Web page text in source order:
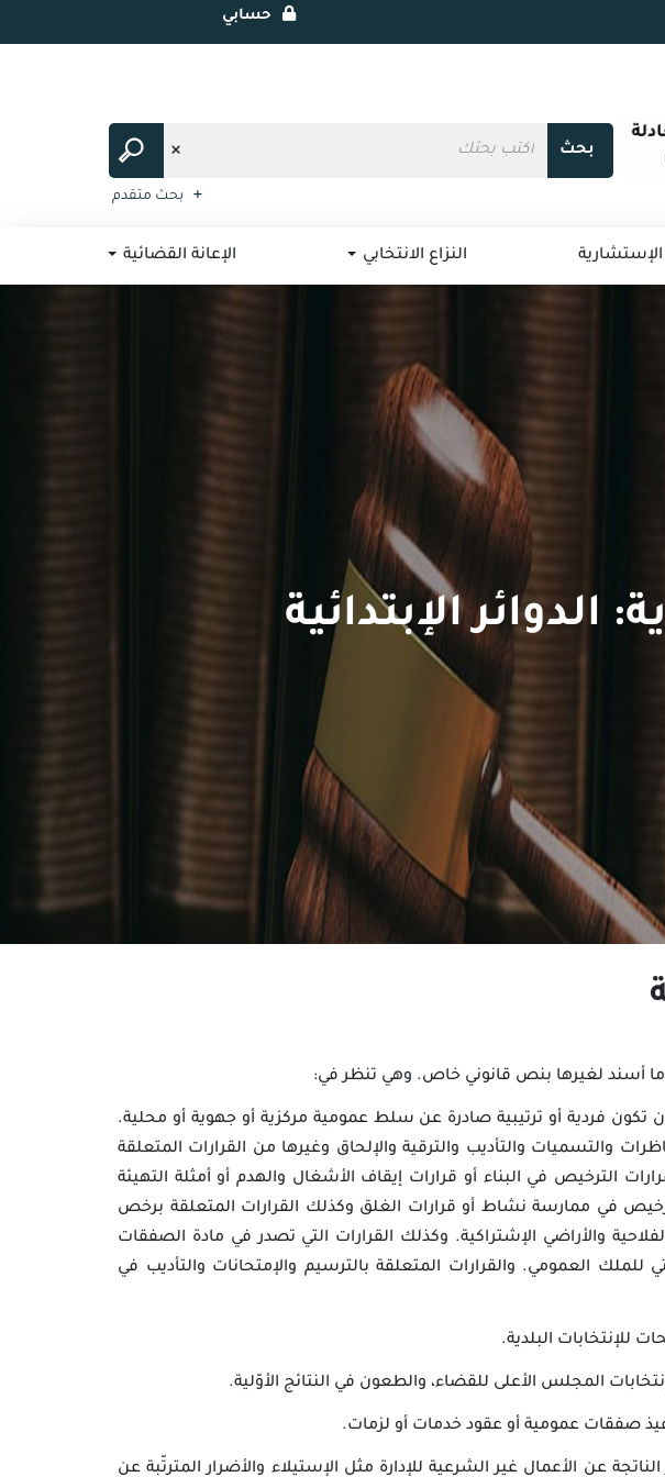
حسابي
بحث
بحث متقدم
الإستشارية النزاع الانتخابي الإعانة القضائية
الإبتدائية
عدا ما أسند لغيرها بنص قانوني خاص. وهي تنظر في:
تكون فردية أو ترتيبية صادرة عن سلط عمومية مركزية أو جهوية أو محلية.
والتسميات والتأديب والترقية والإلحاق وغيرها من القرارات المتعلقة
الترخيص في البناء أو قرارات إيقاف الأشغال والهدم أو أمثلة التهيئة
في ممارسة نشاط أو قرارات الغلق وكذلك القرارات المتعلقة برخص
والأراضي الإشتراكية. وكذلك القرارات التي تصدر في مادة الصفقات
العمومي. والقرارات المتعلقة بالترسيم والإمتحانات والتأديب في
للإنتخابات البلدية.
المجلس الأعلى للقضاء، والطعون في النتائج الأوّلية.
صفقات عمومية أو عقود خدمات أو لزمات.
عن الأعمال غير الشرعية للإدارة مثل الإستيلاء والأضرار المترتّبة عن